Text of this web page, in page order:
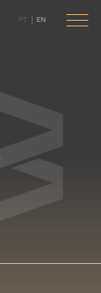
PT EN